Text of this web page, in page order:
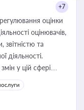
+7
оцінки
оцінювачів,
звітністю та
діяльності.
у цій сфері
юриста або
оренди
і перевірки